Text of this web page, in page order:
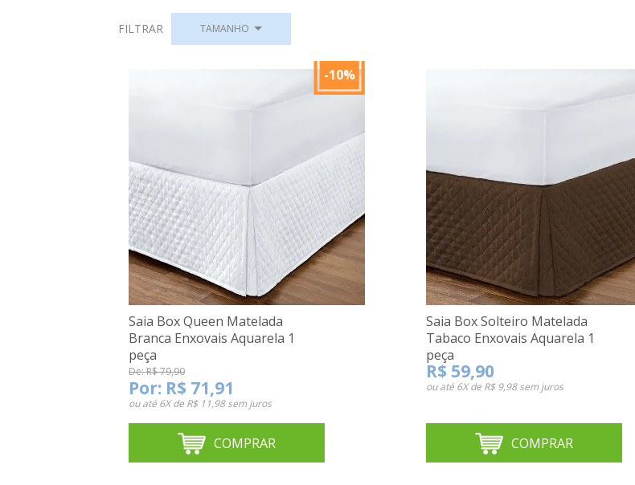
FILTRAR TAMANHO
-10%
Saia Box Queen Matelada
Branca Enxovais Aquarela 1
peça
De: R$ 79,90
Por: R$ 71,91
ou até 6X de R$ 11,98sem juros
COMPRAR
Saia Box Solteiro Matelada
Tabaco Enxovais Aquarela 1
peça
R$ 59,90
ou até 6X de R$ 9,98sem juros
COMPRAR